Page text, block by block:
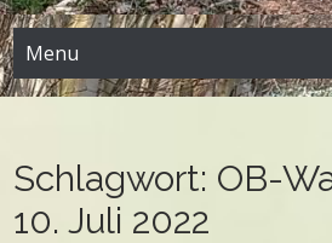
Menu
Schlagwort: OB-
10. Juli 2022